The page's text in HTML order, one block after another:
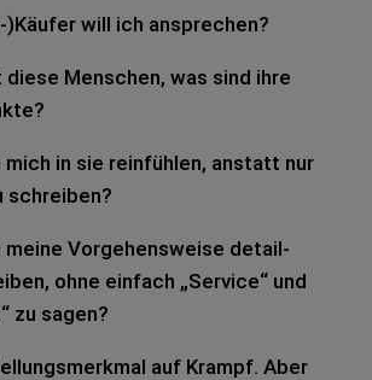
)Käufer will ich anspre­chen?
Men­schen, was sind ihre
mich in sie rein­füh­len, anstatt nur
schrei­ben?
meine Vor­ge­hens­wei­se detail­
ohne ein­fach „Ser­vice“ und
zu sagen?
auf Krampf. Aber